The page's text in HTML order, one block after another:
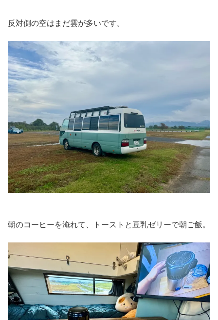
反対側の空はまだ雲が多いです。
朝のコーヒーを淹れて、トーストと豆乳ゼリーで朝ご飯。